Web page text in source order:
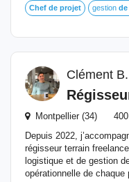
Chef de projet gestion de
Clément B.
Montpellier (34) 400
Depuis 2022,
régisseur terrain
logistique et de gestion
opérationnelle de